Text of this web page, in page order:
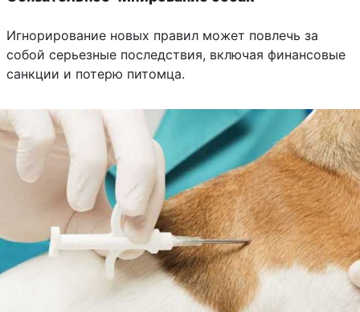
Игнорирование новых правил может повлечь за
собой серьезные последствия, включая финансовые
санкции и потерю питомца.